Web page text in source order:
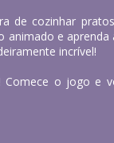
de cozinhar
animado e
incrível!
Comece o jogo e